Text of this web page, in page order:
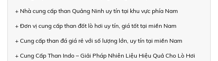
+ Nhà cung cấp than Quảng Ninh uy tín tại khu vực phía Nam
+ Đơn vị cung cấp than đốt lò hơi uy tín, giá tốt tại miền Nam
+ Cung cấp than đá giá rẻ với số lượng lớn, uy tín tại miền Nam
+ Cung Cấp Than Indo – Giải Pháp Nhiên Liệu Hiệu Quả Cho Lò Hơi